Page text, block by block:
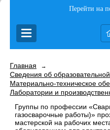
Перейти на
Главная →
Сведения об
Материально-техническое
Лаборатории и
Группы по профессии
газосварочные работы)»
мастерской на рабочих